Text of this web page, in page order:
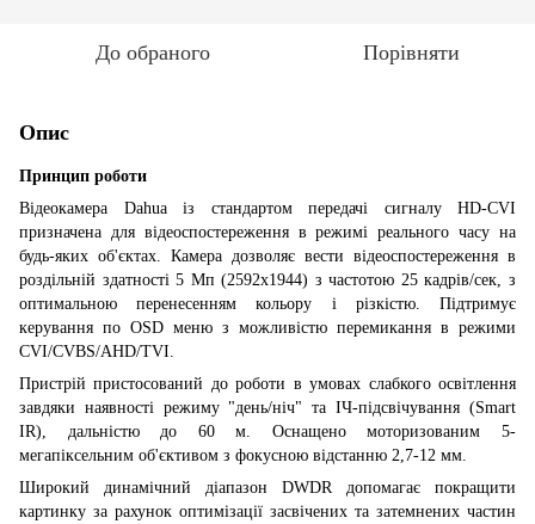
До обраного Порівняти
Опис
Принцип роботи
Відеокамера Dahua із стандартом передачі сигналу HD-CVI
призначена для відеоспостереження в режимі реального часу на
будь-яких об'єктах. Камера дозволяє вести відеоспостереження в
роздільній здатності 5 Мп (2592х1944) з частотою 25 кадрів/сек, з
оптимальною перенесенням кольору і різкістю. Підтримує
керування по OSD меню з можливістю перемикання в режими
CVI/CVBS/AHD/TVI.
Пристрій пристосований до роботи в умовах слабкого освітлення
завдяки наявності режиму "день/ніч" та ІЧ-підсвічування (Smart
IR), дальністю до 60 м. Оснащено моторизованим 5-
мегапіксельним об'єктивом з фокусною відстанню 2,7-12 мм.
Широкий динамічний діапазон DWDR допомагає покращити
картинку за рахунок оптимізації засвічених та затемнених частин